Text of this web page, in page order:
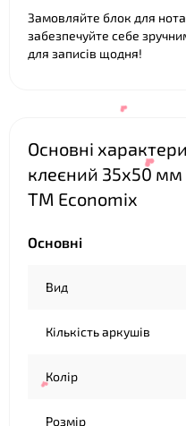
Замовляйте блок для
забезпечуйте себе
для записів щодня!
Основні
клеєний 35х50 мм
ТМ Economix
Основні
Вид
Кількість аркушів
Колір
Розмір